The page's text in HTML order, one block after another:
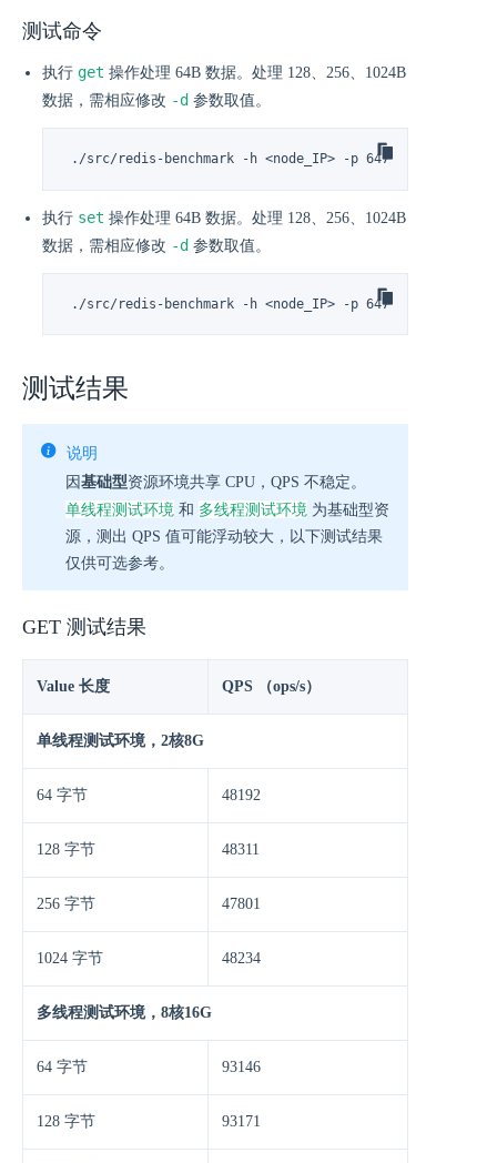
测试命令
执行 get 操作处理 64B 数据。处理 128、256、1024B
数据，需相应修改 -d 参数取值。
./src/redis-benchmark -h <node_IP> -p 6479 -n
执行 set 操作处理 64B 数据。处理 128、256、1024B
数据，需相应修改 -d 参数取值。
./src/redis-benchmark -h <node_IP> -p 6479 -n
测试结果
说明
因基础型资源环境共享 CPU，QPS 不稳定。
单线程测试环境 和 多线程测试环境 为基础型资
源，测出 QPS 值可能浮动较大，以下测试结果
仅供可选参考。
GET 测试结果
Value 长度 QPS （ops/s）
单线程测试环境，2核8G
64 字节 48192
128 字节 48311
256 字节 47801
1024 字节 48234
多线程测试环境，8核16G
64 字节 93146
128 字节 93171